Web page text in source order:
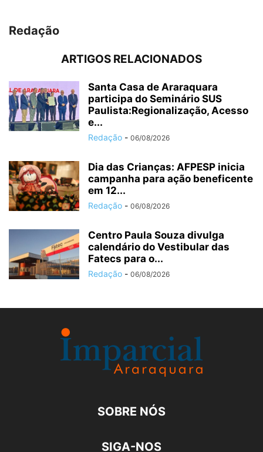
Redação
ARTIGOS RELACIONADOS
Santa Casa de Araraquara
participa do Seminário SUS
Paulista:Regionalização, Acesso
e...
Redação - 06/08/2026
Dia das Crianças: AFPESP inicia
campanha para ação beneficente
em 12...
Redação - 06/08/2026
Centro Paula Souza divulga
calendário do Vestibular das
Fatecs para o...
Redação - 06/08/2026
SOBRE NÓS
SIGA-NOS